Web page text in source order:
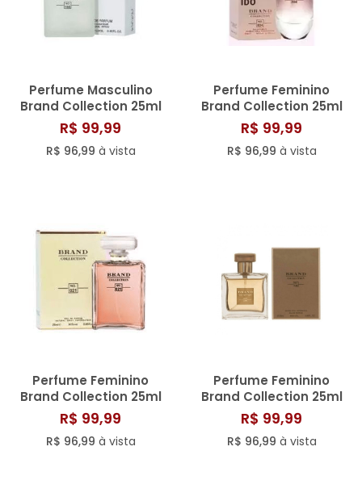
Perfume Masculino
Brand Collection 25ml
N° 155
R$ 99,99
R$ 96,99 à vista
Perfume Feminino
Brand Collection 25ml
N° 034/809
R$ 99,99
R$ 96,99 à vista
Perfume Feminino
Brand Collection 25ml
N° 021
R$ 99,99
R$ 96,99 à vista
Perfume Feminino
Brand Collection 25ml
N° 134
R$ 99,99
R$ 96,99 à vista